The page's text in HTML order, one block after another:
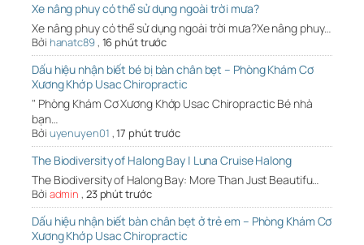
Xe nâng phuy có thể sử dụng ngoài trời mưa?
Xe nâng phuy có thể sử dụng ngoài trời mưa?Xe nâng phuy…
Bởi hanatc89, 16 phút trước
Dấu hiệu nhận biết bé bị bàn chân bẹt – Phòng Khám Cơ
Xương Khớp Usac Chiropractic
" Phòng Khám Cơ Xương Khớp Usac Chiropractic Bé nhà
bạn…
Bởi uyenuyen01 ,17 phút trước
The Biodiversity of Halong Bay | Luna Cruise Halong
The Biodiversity of Halong Bay: More Than Just Beautifu…
Bởi admin , 23 phút trước
Dấu hiệu nhận biết bàn chân bẹt ở trẻ em – Phòng Khám Cơ
Xương Khớp Usac Chiropractic